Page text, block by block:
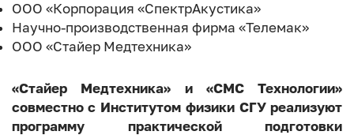
ООО «Корпорация «СпектрАкустика»
Научно-производственная фирма «Телемак»
ООО «Стайер Медтехника»
«Стайер Медтехника» и «СМС Технологии»
совместно с Институтом физики СГУ реализуют
программу практической подготовки